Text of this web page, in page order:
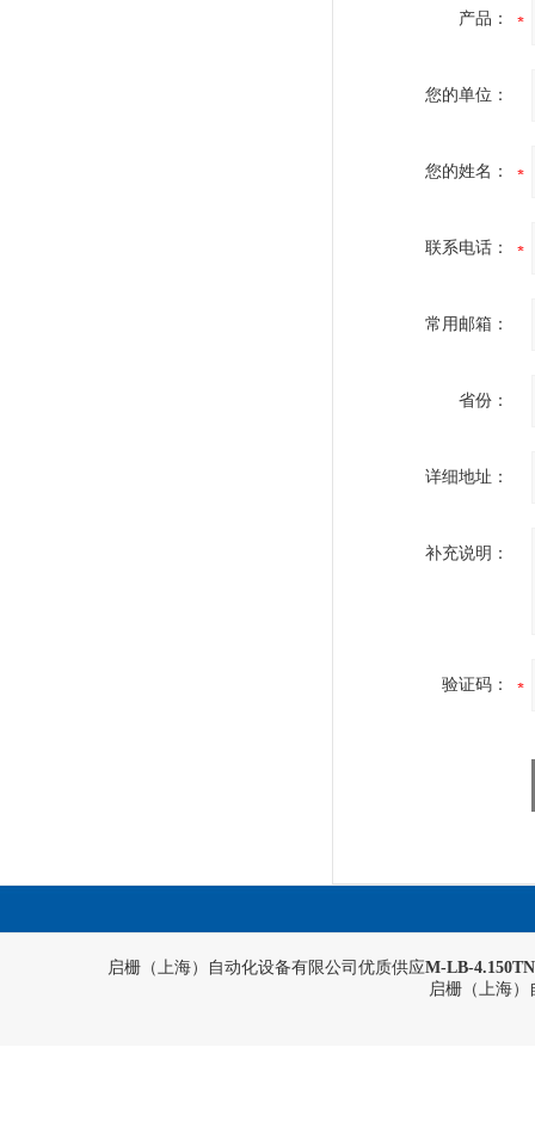
产品：
您的单位：
您的姓名：
联系电话：
常用邮箱：
省份：
详细地址：
补充说明：
验证码：
启栅（上海）自动化设备有限公司优质供应M-LB-
启栅（上海